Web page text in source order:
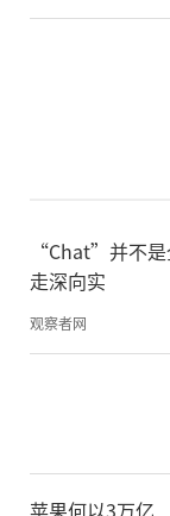
“Chat”并不
走深向实
观察者网
苹果何以3万亿